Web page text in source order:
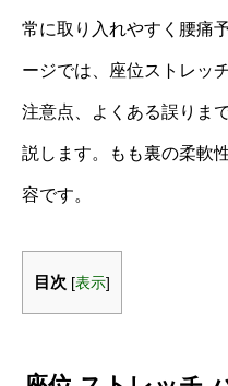
常に取り入れやすく腰痛
ージでは、座位ストレッ
注意点、よくある誤りま
説します。もも裏の柔軟
容です。
目次 [表示]